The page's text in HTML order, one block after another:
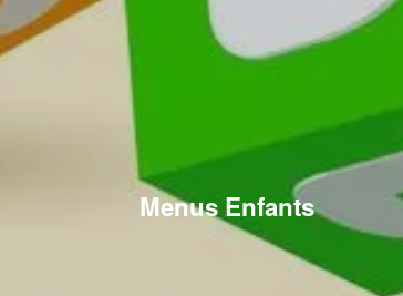
Menus Enfants